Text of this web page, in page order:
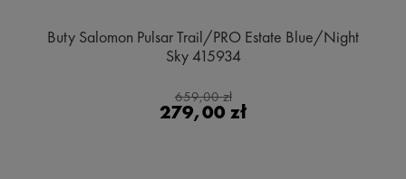
Buty Salomon Pulsar Trail/PRO Estate Blue/Night
Sky 415934
659,00 zł
279,00 zł